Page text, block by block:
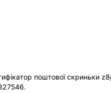
поштової